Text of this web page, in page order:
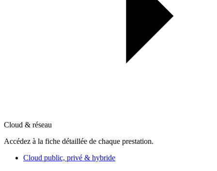
Cloud & réseau
Accédez à la fiche détaillée de chaque prestation.
Cloud public, privé & hybride